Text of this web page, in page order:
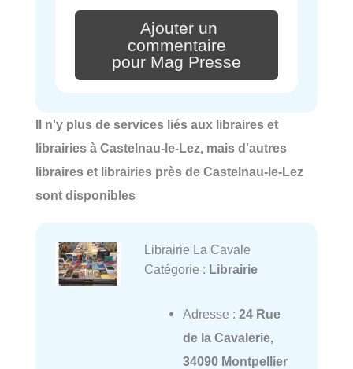
Ajouter un
commentaire
pour Mag Presse
Il n'y plus de services liés aux libraires et
librairies à Castelnau-le-Lez, mais d'autres
libraires et librairies près de Castelnau-le-Lez
sont disponibles
Librairie La Cavale
Catégorie : Librairie
Adresse : 24 Rue
de la Cavalerie,
34090 Montpellier